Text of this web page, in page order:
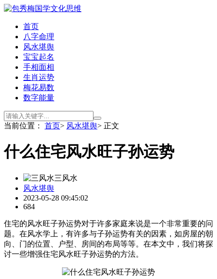
首页
八字命理
风水堪舆
宝宝起名
手相面相
生肖运势
梅花易数
数字能量
当前位置： 首页> 风水堪舆> 正文
什么住宅风水旺子孙运势
三风水
风水堪舆
2023-05-28 09:45:02
684
住宅的风水旺子孙运势对于许多家庭来说是一个非常重要的问
题。在风水学上，有许多与子孙运势有关的因素，如房屋的朝
向、门的位置、户型、房间的布局等等。在本文中，我们将探
讨一些增强住宅风水旺子孙运势的方法。